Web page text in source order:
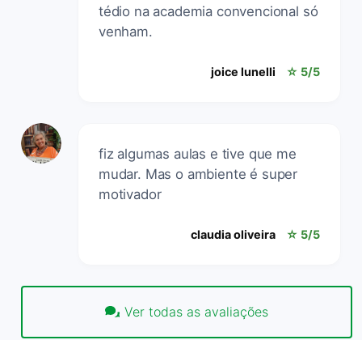
tédio na academia convencional só
venham.
joice lunelli ☆ 5/5
fiz algumas aulas e tive que me
mudar. Mas o ambiente é super
motivador
claudia oliveira ☆ 5/5
Ver todas as avaliações